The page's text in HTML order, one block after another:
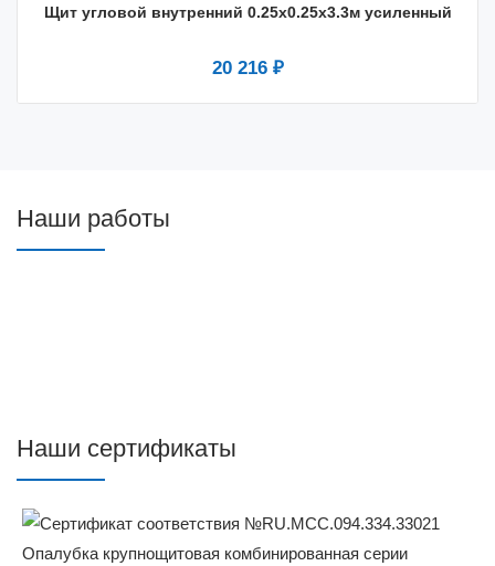
Щит угловой внутренний 0.25х0.25х3.3м усиленный
20 216 ₽
Наши работы
Наши сертификаты